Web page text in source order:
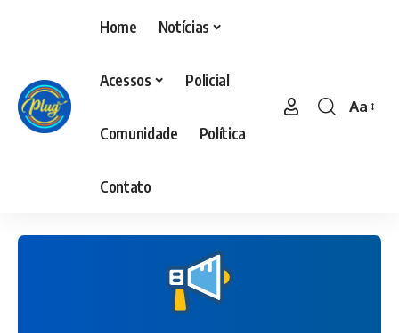
Home Notícias
Acessos Policial
Comunidade Política
Contato
Aa